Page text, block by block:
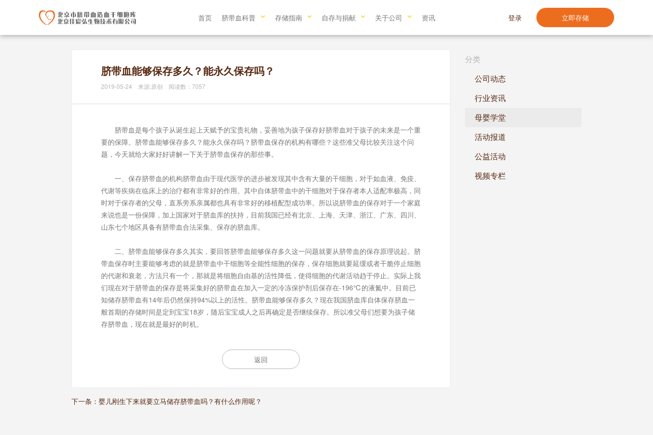
首页 脐带血科普 存储指南 自存与捐献 关于公司 资讯 立即存储
登录
脐带血能够保存多久？能永久保存吗？
2019-05-24 来源:原创 阅读数：7057
脐带血是每个孩子从诞生起上天赋予的宝贵礼物，妥善地为孩子保存好脐带血对于孩子的未来是一个重
要的保障。脐带血能够保存多久？能永久保存吗？脐带血保存的机构有哪些？这些准父母比较关注这个问
题，今天就给大家好好讲解一下关于脐带血保存的那些事。
一、保存脐带血的机构脐带血由于现代医学的进步被发现其中含有大量的干细胞，对于如血液、免疫、
代谢等疾病在临床上的治疗都有非常好的作用。其中自体脐带血中的干细胞对于保存者本人适配率极高，同
时对于保存者的父母，直系旁系亲属都也具有非常好的移植配型成功率。所以说脐带血的保存对于一个家庭
来说也是一份保障，加上国家对于脐血库的扶持，目前我国已经有北京、上海、天津、浙江、广东、四川、
山东七个地区具备有脐带血合法采集、保存的脐血库。
二、脐带血能够保存多久其实，要回答脐带血能够保存多久这一问题就要从脐带血的保存原理说起。脐
带血保存时主要能够考虑的就是脐带血中干细胞等全能性细胞的保存，保存细胞就要延缓或者干脆停止细胞
的代谢和衰老，方法只有一个，那就是将细胞自由基的活性降低，使得细胞的代谢活动趋于停止。实际上我
们现在对于脐带血的保存是将采集好的脐带血在加入一定的冷冻保护剂后保存在-196℃的液氮中。目前已
知储存脐带血有14年后仍然保持94%以上的活性。脐带血能够保存多久？现在我国脐血库自体保存脐血一
般首期的存储时间是定到宝宝18岁，随后宝宝成人之后再确定是否继续保存。所以准父母们想要为孩子储
存脐带血，现在就是最好的时机。
返回
下一条： 婴儿刚生下来就要立马储存脐带血吗？有什么作用呢？
分类
公司动态
行业资讯
母婴学堂
活动报道
公益活动
视频专栏